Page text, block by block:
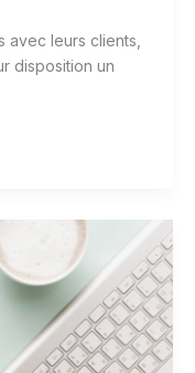
avec leurs clients,
disposition un